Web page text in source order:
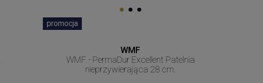
promocja
WMF
WMF - PermaDur Excellent Patelnia
nieprzywierająca 28 cm.